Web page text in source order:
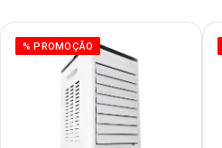
% PROMOÇÃO